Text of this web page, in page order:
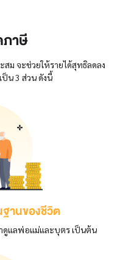
าษี
สม จะช่วยให้รายได้สุทธิลดลง
น 3 ส่วน ดังนี้
านของชีวิต
ดูแลพ่อแม่และบุตร เป็นต้น